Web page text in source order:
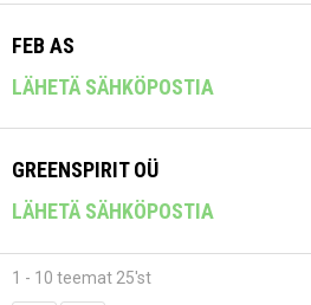
FEB AS
LÄHETÄ SÄHKÖPOSTIA
GREENSPIRIT OÜ
LÄHETÄ SÄHKÖPOSTIA
1 - 10 teemat 25'st